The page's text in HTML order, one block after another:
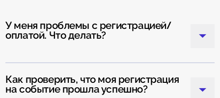
У меня проблемы с регистрацией/
оплатой. Что делать?
Как проверить, что моя регистрация
на событие прошла успешно?